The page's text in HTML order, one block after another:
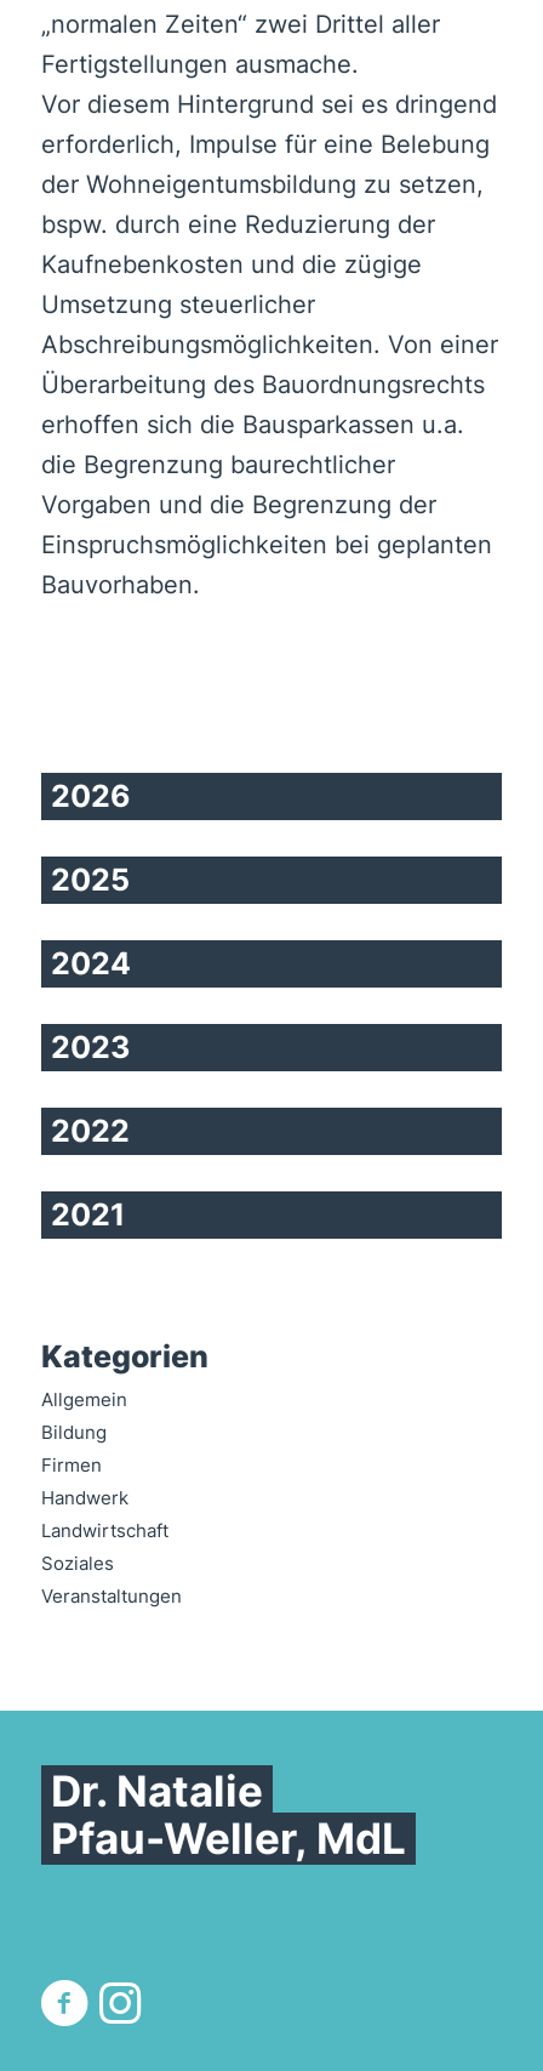
„normalen Zeiten“ zwei Drittel aller
Fertigstellungen ausmache.
Vor diesem Hintergrund sei es dringend
erforderlich, Impulse für eine Belebung
der Wohneigentumsbildung zu setzen,
bspw. durch eine Reduzierung der
Kaufnebenkosten und die zügige
Umsetzung steuerlicher
Abschreibungsmöglichkeiten. Von einer
Überarbeitung des Bauordnungsrechts
erhoffen sich die Bausparkassen u.a.
die Begrenzung baurechtlicher
Vorgaben und die Begrenzung der
Einspruchsmöglichkeiten bei geplanten
Bauvorhaben.
2026
2025
2024
2023
2022
2021
Kategorien
Allgemein
Bildung
Firmen
Handwerk
Landwirtschaft
Soziales
Veranstaltungen
Dr. Natalie
Pfau-Weller, MdL